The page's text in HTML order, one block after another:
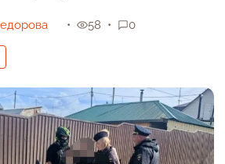
58 0